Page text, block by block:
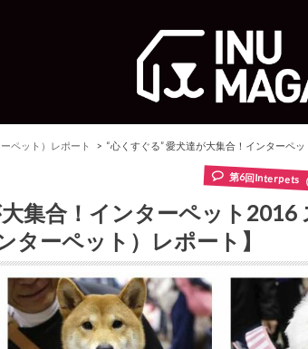
ペット）レポート “心くすぐる” 愛犬達が大集合！インターペ
第6回Interpets
集合！インターペット2016
ターペット）レポート】